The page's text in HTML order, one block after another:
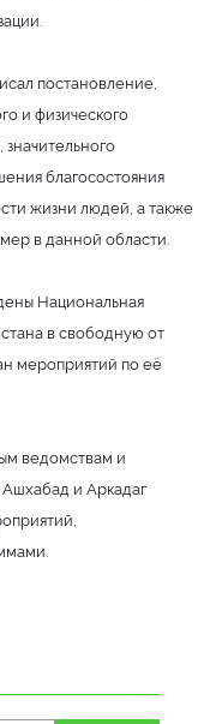
постановление,
и физического
благосостояния
жизни людей, а также
в данной области.
Национальная
в свободную от
мероприятий по её
ведомствам и
Ашхабад и Аркадаг